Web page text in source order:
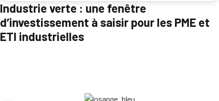
Industrie verte : une fenêtre
d’investissement à saisir pour les PME et
ETI industrielles